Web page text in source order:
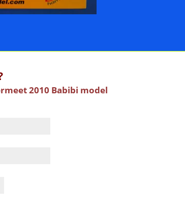
2010 Babibi model